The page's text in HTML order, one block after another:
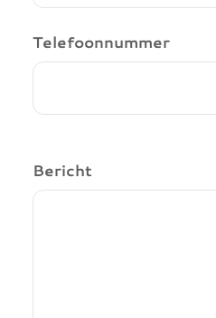
Telefoonnummer
Bericht